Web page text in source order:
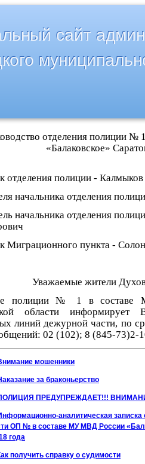
сайт
отделения полиции
«Балаковское»
отделения полиции -
начальника отделения
начальника отделения
Миграционного пункта -
Уважаемые жители
полиции № 1 в составе
области
линий дежурной части, по
02 (102); 8 (845-73)2-
мошенники
за браконьерство
ПРЕДУПРЕЖДАЕТ!!!
аналитическая записка
ОП № в составе МУ МВД России
года
получить справку о судимости